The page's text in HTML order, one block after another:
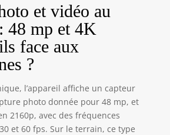
et vidéo au
48 mp et 4K
face aux
?
l’appareil affiche un capteur
photo donnée pour 48 mp, et
2160p, avec des fréquences
et 60 fps. Sur le terrain, ce type